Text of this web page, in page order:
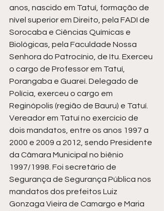
anos, nascido em Tatuí, formação de
nível superior em Direito, pela FADI de
Sorocaba e Ciências Químicas e
Biológicas, pela Faculdade Nossa
Senhora do Patrocínio, de Itu. Exerceu
o cargo de Professor em Tatuí,
Porangaba e Guareí. Delegado de
Polícia, exerceu o cargo em
Reginópolis (região de Bauru) e Tatuí.
Vereador em Tatuí no exercício de
dois mandatos, entre os anos 1997 a
2000 e 2009 a 2012, sendo Presidente
da Câmara Municipal no biênio
1997/1998. Foi secretário de
Segurança de Segurança Pública nos
mandatos dos prefeitos Luiz
Gonzaga Vieira de Camargo e Maria